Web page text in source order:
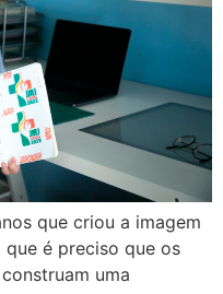
que criou a imagem
é preciso que os
uma